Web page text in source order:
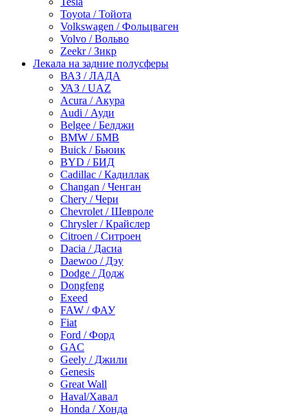
Toyota / Тойота
Volkswagen / Фольцваген
Volvo / Вольво
Zeekr / Зикр
Лекала на задние полусферы
ВАЗ / ЛАДА
УАЗ / UAZ
Acura / Акура
Audi / Ауди
Belgee / Белджи
BMW / БМВ
Buick / Бьюик
BYD / БИД
Cadillac / Кадиллак
Changan / Ченган
Chery / Чери
Chevrolet / Шевроле
Chrysler / Крайслер
Citroen / Ситроен
Dacia / Дасиа
Daewoo / Дэу
Dodge / Додж
Dongfeng
Exeed
FAW / ФАУ
Fiat
Ford / Форд
GAC
Geely / Джили
Genesis
Great Wall
Haval/Хавал
Honda / Хонда